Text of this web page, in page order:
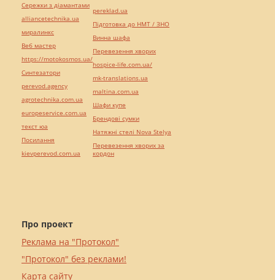
Про проект
Реклама на "Протокол"
"Протокол" без реклами!
Карта сайту
Сережки з діамантами
alliancetechnika.ua
миралинкс
Веб мастер
https://motokosmos.ua/
Синтезатори
perevod.agency
agrotechnika.com.ua
europeservice.com.ua
текст юа
Посилання
kievperevod.com.ua
pereklad.ua
Підготовка до НМТ / ЗНО
Винна шафа
Перевезення хворих
hospice-life.com.ua/
mk-translations.ua
maltina.com.ua
Шафи купе
Брендові сумки
Натяжні стелі Nova Stelya
Перевезення хворих за
кордон